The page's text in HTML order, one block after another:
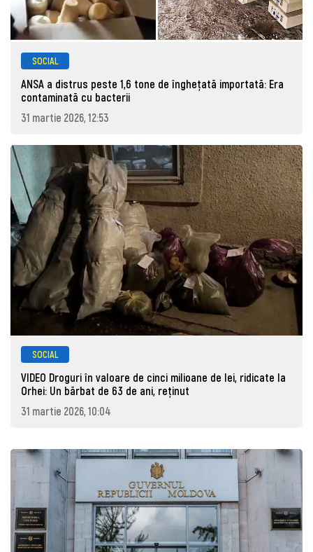
SOCIAL
ANSA a distrus peste 1,6 tone de înghețată importată: Era
contaminată cu bacterii
31 martie 2026, 12:53
SOCIAL
VIDEO Droguri în valoare de cinci milioane de lei, ridicate la
Orhei: Un bărbat de 63 de ani, reţinut
31 martie 2026, 10:04